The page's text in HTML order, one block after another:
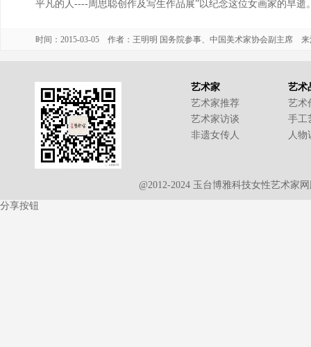
平凡的人----周思聪创作及写生作品展”以纪念这位女画家的早
时间：2015-03-05 作者：王明明 国务院参事、中国美术家协会副主席 来
艺术家
艺术家推荐
艺术家访谈
非遗女传人
艺术
艺术
手工
人物
@2012-2024 玉台博雅科技女性艺术家
分享按钮